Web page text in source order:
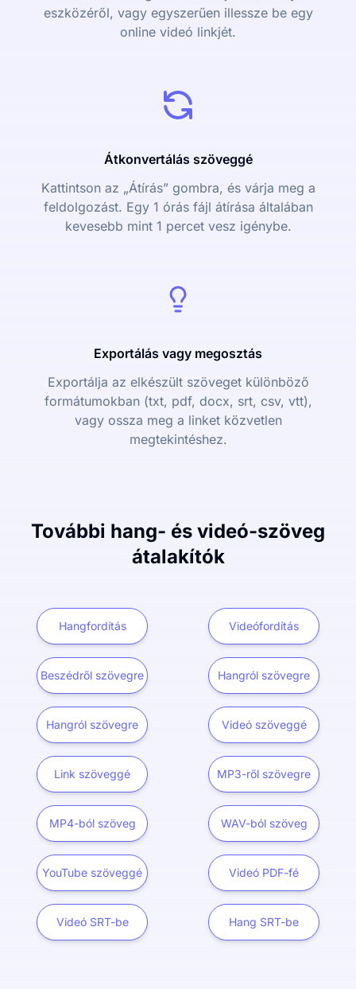
eszközéről, vagy egyszerűen illessze be egy
online videó linkjét.
Átkonvertálás szöveggé
Kattintson az „Átírás” gombra, és várja meg a
feldolgozást. Egy 1 órás fájl átírása általában
kevesebb mint 1 percet vesz igénybe.
Exportálás vagy megosztás
Exportálja az elkészült szöveget különböző
formátumokban (txt, pdf, docx, srt, csv, vtt),
vagy ossza meg a linket közvetlen
megtekintéshez.
További hang- és videó-szöveg
átalakítók
Hangfordítás Videófordítás
Beszédről szövegre Hangról szövegre
Hangról szövegre Videó szöveggé
Link szöveggé MP3-ről szövegre
MP4-ból szöveg WAV-ból szöveg
YouTube szöveggé Videó PDF-fé
Videó SRT-be Hang SRT-be